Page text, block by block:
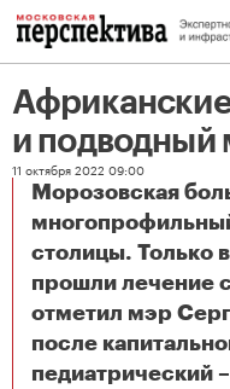
и подводный
11 октября 2022 09:00
Морозовская
столицы. Только
прошли лечение
отметил мэр
после
педиатрический